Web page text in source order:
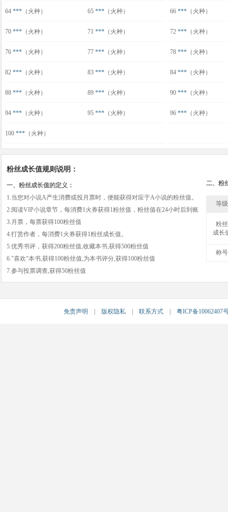
64 *** （火种） 65 *** （火种） 66 *** （火种）
70 *** （火种） 71 *** （火种） 72 *** （火种）
76 *** （火种） 77 *** （火种） 78 *** （火种）
82 *** （火种） 83 *** （火种） 84 *** （火种）
88 *** （火种） 89 *** （火种） 90 *** （火种）
94 *** （火种） 95 *** （火种） 96 *** （火种）
100 *** （火种）
粉丝成长值规则说明：
一、粉丝成长值的定义：
1.当您对小说A产生消费或投月票时，便能获得对应于A小说的粉丝值。
2.阅读VIP小说章节，每消费1火券获得1粉丝值，粉丝值在24小时后到账
3.月票，每票获得100粉丝值
4.打赏作者，每消费1火券获得1粉丝成长值。
5.优秀书评，获得200粉丝值,收藏本书,获得500粉丝值
6."喜欢"本书,获得100粉丝值,为本书评分,获得100粉丝值
7.参与投票调查,获得50粉丝值
二、粉
等级
粉丝
成长
称号
免责声明 版权隐私 联系方式 粤ICP备10062407